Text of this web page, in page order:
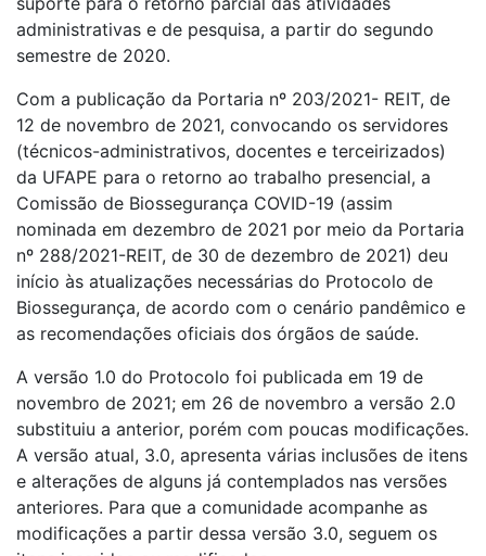
administrativas e de pesquisa, a partir do segundo
semestre de 2020.
Com a publicação da Portaria nº 203/2021- REIT, de
12 de novembro de 2021, convocando os servidores
(técnicos-administrativos, docentes e terceirizados)
da UFAPE para o retorno ao trabalho presencial, a
Comissão de Biossegurança COVID-19 (assim
nominada em dezembro de 2021 por meio da Portaria
nº 288/2021-REIT, de 30 de dezembro de 2021) deu
início às atualizações necessárias do Protocolo de
Biossegurança, de acordo com o cenário pandêmico e
as recomendações oficiais dos órgãos de saúde.
A versão 1.0 do Protocolo foi publicada em 19 de
novembro de 2021; em 26 de novembro a versão 2.0
substituiu a anterior, porém com poucas modificações.
A versão atual, 3.0, apresenta várias inclusões de itens
e alterações de alguns já contemplados nas versões
anteriores. Para que a comunidade acompanhe as
modificações a partir dessa versão 3.0, seguem os